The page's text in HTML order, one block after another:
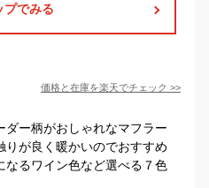
プでみる
価格と在庫を楽天でチェック >>
ダー柄がおしゃれなマフラー
りが良く暖かいのでおすすめ
なるワイン色など選べる７色